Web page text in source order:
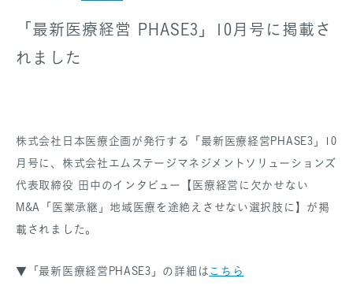
SERVICE TOP
「最新医療経営 PHASE3」10月号に掲載さ
れました
株式会社日本医療企画が発行する「最新医療経営PHASE3」10
月号に、株式会社エムステージマネジメントソリューションズ
代表取締役 田中のインタビュー【医療経営に欠かせない
M&A「医業承継」地域医療を途絶えさせない選択肢に】が掲
載されました。
▼「最新医療経営PHASE3」の詳細はこちら